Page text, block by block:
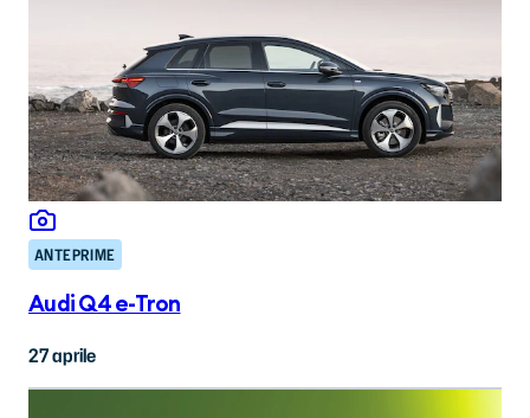
ANTEPRIME
Audi Q4 e-Tron
27 aprile